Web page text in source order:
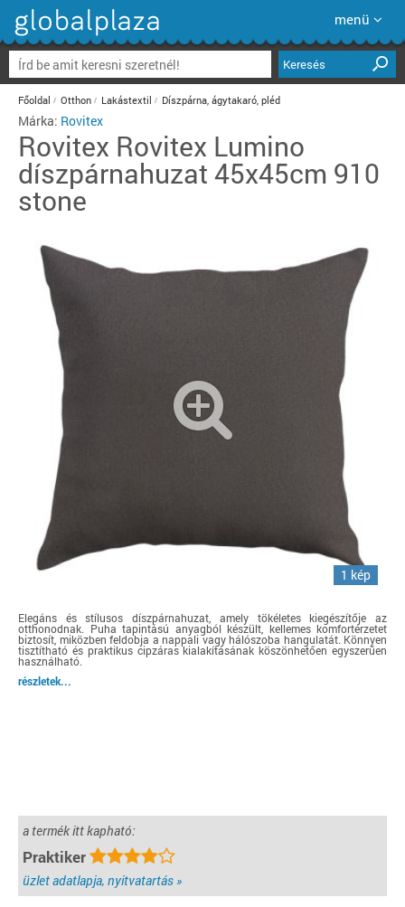
menü
Keresés
Főoldal Otthon Lakástextil Díszpárna, ágytakaró, pléd
Márka: Rovitex
Rovitex Rovitex Lumino
díszpárnahuzat 45x45cm 910
stone
1 kép
Elegáns és stílusos díszpárnahuzat, amely tökéletes kiegészítője az
otthonodnak. Puha tapintású anyagból készült, kellemes komfortérzetet
biztosít, miközben feldobja a nappali vagy hálószoba hangulatát. Könnyen
tisztítható és praktikus cipzáras kialakításának köszönhetően egyszerűen
használható.
részletek...
a termék itt kapható:
Praktiker
üzlet adatlapja, nyitvatartás »